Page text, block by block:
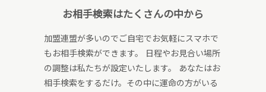
お相手検索はたくさんの中から
加盟連盟が多いのでご自宅でお気軽にスマホで
もお相手検索ができます。 日程やお見合い場所
の調整は私たちが設定いたします。 あなたはお
相手検索をするだけ。その中に運命の方がいる